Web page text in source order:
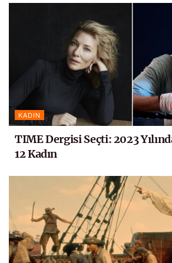
KADIN
TIME Dergisi Seçti: 2023
12 Kadın